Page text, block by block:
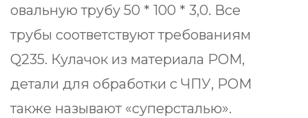
овальную трубу 50 * 100 * 3,0. Все
трубы соответствуют требованиям
Q235. Кулачок из материала POM,
детали для обработки с ЧПУ, POM
также называют «суперсталью».